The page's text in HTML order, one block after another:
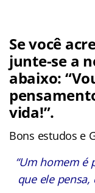
Se você
junte-se a
abaixo:
vida!”.
Bons estudos e
“Um homem é
que ele pensa,